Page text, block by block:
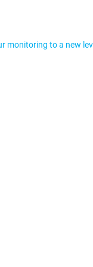
monitoring to a new